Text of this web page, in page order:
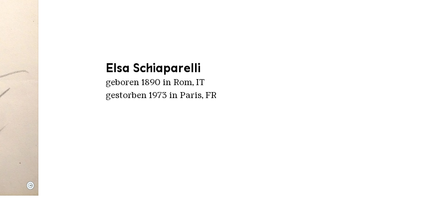
Cocteau (musée des arts décoratifs, Paris)" by dalbera is licensed under CC BY 2.0.
©
Elsa Schiaparelli
geboren 1890 in Rom, IT
gestorben 1973 in Paris, FR